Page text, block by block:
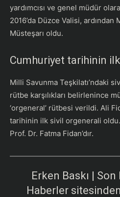
yardımcısı ve genel müdür
2016’da Düzce Valisi, ardından
Müsteşarı oldu.
Cumhuriyet tarihinin
Milli Savunma Teşkilatı’ndaki
rütbe karşılıkları belirlenince
‘orgeneral’ rütbesi verildi. Ali
tarihinin ilk sivil orgenerali oldu.
Prof. Dr. Fatma Fidan’dır.
Erken Baskı |
Haberler